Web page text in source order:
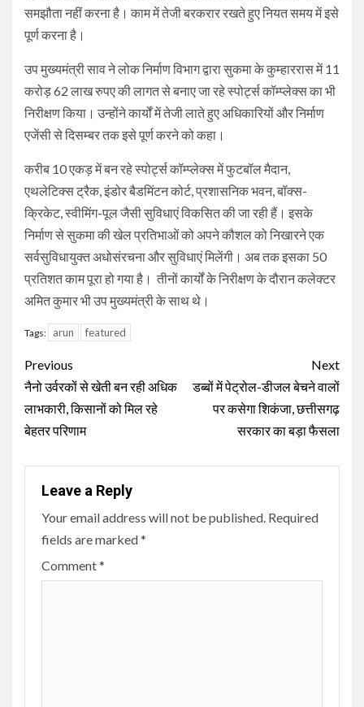
समझौता नहीं करना है। काम में तेजी बरकरार रखते हुए नियत समय में इसे
पूर्ण करना है।
उप मुख्यमंत्री साव ने लोक निर्माण विभाग द्वारा सुकमा के कुम्हाररास में 11
करोड़ 62 लाख रुपए की लागत से बनाए जा रहे स्पोर्ट्स कॉम्प्लेक्स का भी
निरीक्षण किया। उन्होंने कार्यों में तेजी लाते हुए अधिकारियों और निर्माण
एजेंसी से दिसम्बर तक इसे पूर्ण करने को कहा।
करीब 10 एकड़ में बन रहे स्पोर्ट्स कॉम्प्लेक्स में फुटबॉल मैदान,
एथलेटिक्स ट्रैक, इंडोर बैडमिंटन कोर्ट, प्रशासनिक भवन, बॉक्स-
क्रिकेट, स्वीमिंग-पूल जैसी सुविधाएं विकसित की जा रही हैं। इसके
निर्माण से सुकमा की खेल प्रतिभाओं को अपने कौशल को निखारने एक
सर्वसुविधायुक्त अधोसंरचना और सुविधाएं मिलेंगी। अब तक इसका 50
प्रतिशत काम पूरा हो गया है। तीनों कार्यों के निरीक्षण के दौरान कलेक्टर
अमित कुमार भी उप मुख्यमंत्री के साथ थे।
Tags: arun featured
Continue
Reading
Previous
नैनो उर्वरकों से खेती बन रही अधिक
लाभकारी, किसानों को मिल रहे
बेहतर परिणाम
Next
डब्बों में पेट्रोल-डीजल बेचने वालों
पर कसेगा शिकंजा, छत्तीसगढ़
सरकार का बड़ा फैसला
Leave a Reply
Your email address will not be published. Required
fields are marked*
Comment*